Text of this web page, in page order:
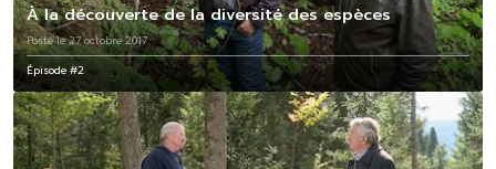
À la découverte de la diversité des espèces
Posté le 27 octobre 2017
Épisode #2